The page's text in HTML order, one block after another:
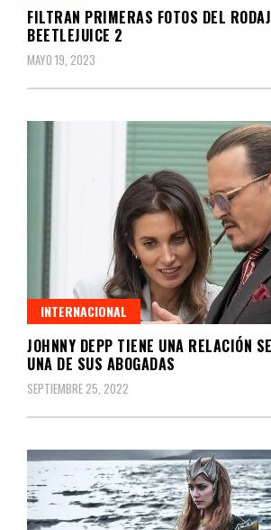
FILTRAN PRIMERAS FOTOS DEL
BEETLEJUICE 2
MAYO 19, 2023
INTERNACIONAL
JOHNNY DEPP TIENE UNA RELACIÓN
UNA DE SUS ABOGADAS
SEPTIEMBRE 25, 2022